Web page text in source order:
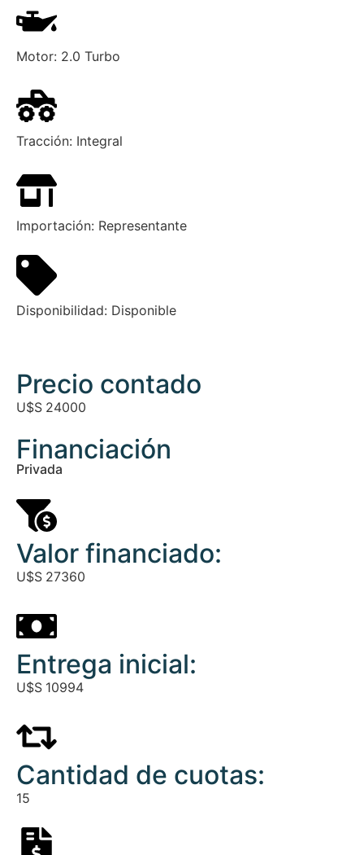
Motor: 2.0 Turbo
Tracción: Integral
Importación: Representante
Disponibilidad: Disponible
Precio contado
U$S 24000
Financiación
Privada
Valor financiado:
U$S 27360
Entrega inicial:
U$S 10994
Cantidad de cuotas:
15